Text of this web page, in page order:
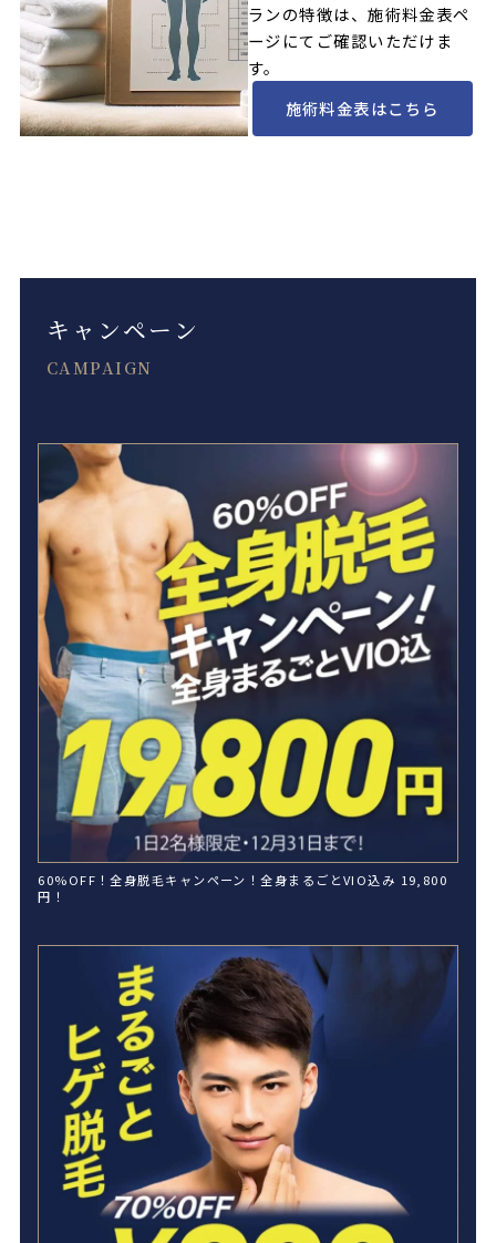
ランの特徴は、施術料金表ペ
ージにてご確認いただけま
す。
施術料金表はこちら
キャンペーン
CAMPAIGN
60%OFF！全身脱毛キャンペーン！全身まるごとVIO込み 19,800
円！